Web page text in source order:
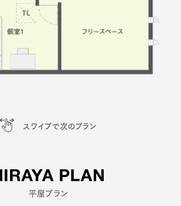
スワイプで次のプラン
PLAN
平屋プラン